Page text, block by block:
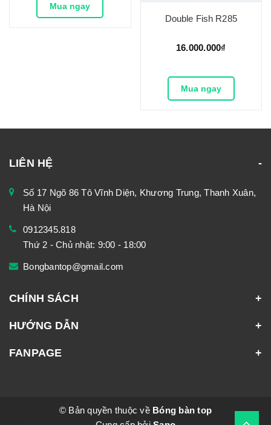
Mua ngay
Double Fish R285
16.000.000₫
Mua ngay
LIÊN HỆ
Số 17 Ngõ 86 Tô Vĩnh Diện, Khương Trung, Thanh Xuân,
Hà Nội
0912345.818
Thứ 2 - Chủ nhật: 9:00 - 18:00
Bongbantop@gmail.com
CHÍNH SÁCH
HƯỚNG DẪN
FANPAGE
© Bản quyền thuộc về Bóng bàn top